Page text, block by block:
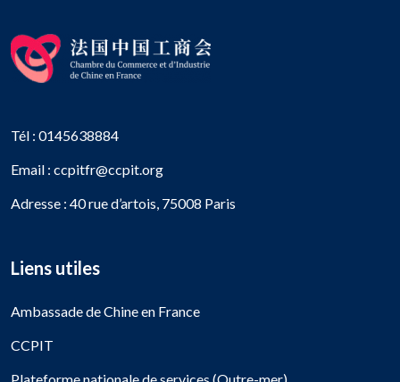
Tél : 0145638884
Email : ccpitfr@ccpit.org
Adresse : 40 rue d’artois, 75008 Paris
Liens utiles
Ambassade de Chine en France
CCPIT